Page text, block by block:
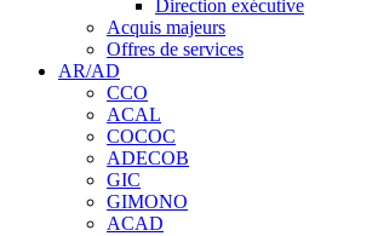
Direction exécutive
Acquis majeurs
Offres de services
AR/AD
CCO
ACAL
COCOC
ADECOB
GIC
GIMONO
ACAD